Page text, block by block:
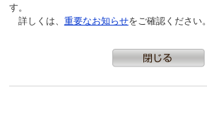
す。
詳しくは、 重要なお知らせをご確認ください。